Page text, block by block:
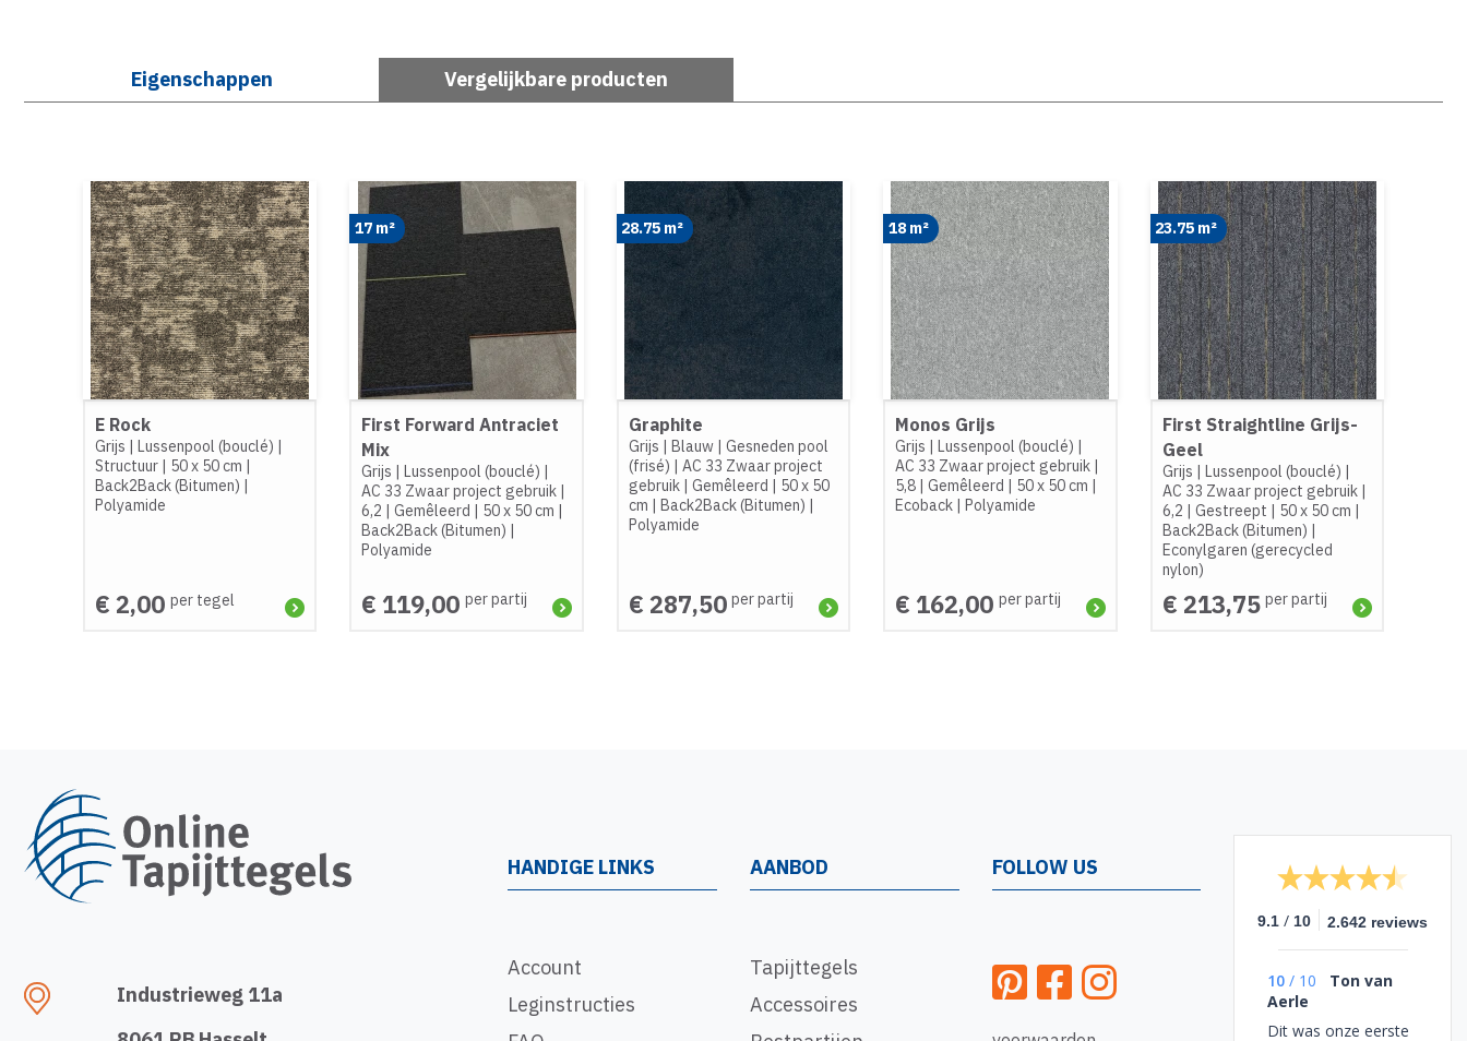
Eigenschappen Vergelijkbare producten
E Rock
Grijs | Lussenpool (bouclé) |
Structuur | 50 x 50 cm |
Back2Back (Bitumen) |
Polyamide
€ 2,00 per tegel
17 m²
First Forward Antraciet
Mix
Grijs |Lussenpool (bouclé) |
AC 33 Zwaar project gebruik |
6,2 |Gemêleerd | 50 x 50 cm |
Back2Back (Bitumen) |
Polyamide
€ 119,00 per partij
28.75 m²
Graphite
Grijs | Blauw| Gesneden pool
(frisé) | AC 33 Zwaar project
gebruik| Gemêleerd | 50 x 50
cm | Back2Back (Bitumen) |
Polyamide
€ 287,50 per partij
18 m²
Monos Grijs
Grijs |Lussenpool (bouclé) |
AC 33 Zwaar project gebruik |
5,8 |Gemêleerd | 50 x 50 cm |
Ecoback |Polyamide
€ 162,00 per partij
23.75 m²
First Straightline Grijs-
Geel
Grijs | Lussenpool (bouclé) |
AC 33 Zwaar project gebruik|
6,2 | Gestreept | 50 x 50 cm |
Back2Back (Bitumen) |
Econylgaren (gerecycled
nylon)
€ 213,75 per partij
Industrieweg 11a
HANDIGE LINKS
Account
Leginstructies
AANBOD
Tapijttegels
Accessoires
FOLLOW US
9.1 / 10 2.642 reviews
10 / 10
Ton van
Aerle
Dit was onze eerste